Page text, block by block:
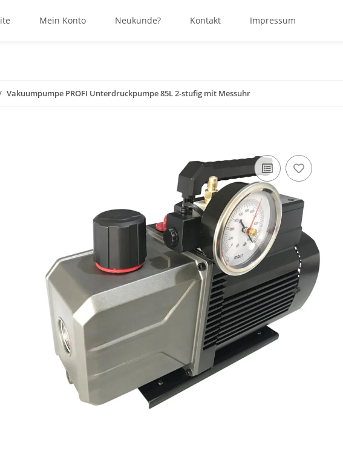
Mein Konto Neukunde? Kontakt Impressum
Vakuumpumpe PROFI Unterdruckpumpe 85L 2-stufig mit Messuhr